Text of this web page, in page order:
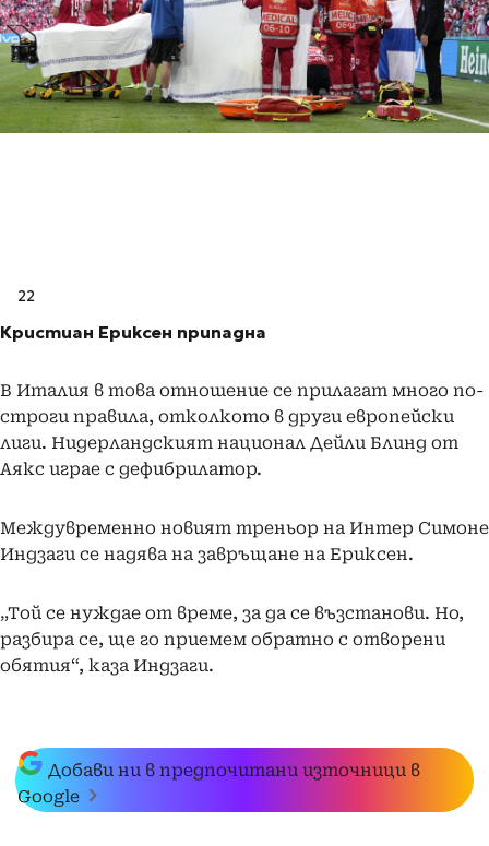
22
Кристиан Ериксен припадна
В Италия в това отношение се прилагат много по-
строги правила, отколкото в други европейски
лиги. Нидерландският национал Дейли Блинд от
Аякс играе с дефибрилатор.
Междувременно новият треньор на Интер Симоне
Индзаги се надява на завръщане на Ериксен.
„Той се нуждае от време, за да се възстанови. Но,
разбира се, ще го приемем обратно с отворени
обятия“, каза Индзаги.
Добави ни в предпочитани източници в
Google